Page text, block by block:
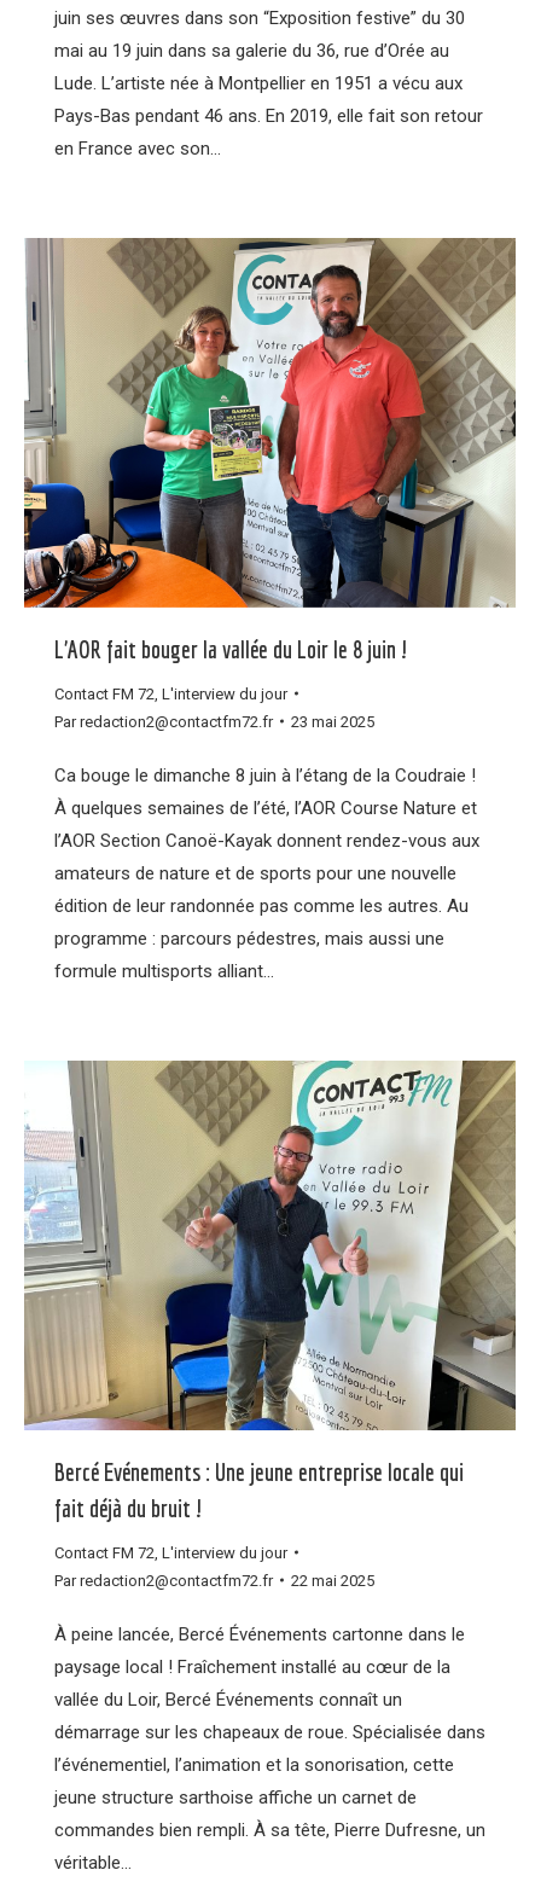
juin ses œuvres dans son “Exposition festive” du 30
mai au 19 juin dans sa galerie du 36, rue d’Orée au
Lude. L’artiste née à Montpellier en 1951 a vécu aux
Pays-Bas pendant 46 ans. En 2019, elle fait son retour
en France avec son…
L’AOR fait bouger la vallée du Loir le 8 juin !
Contact FM 72 L'interview du jour
Parredaction2@contactfm72.fr 23 mai 2025
Ca bouge le dimanche 8 juin à l’étang de la Coudraie !
À quelques semaines de l’été, l’AOR Course Nature et
l’AOR Section Canoë-Kayak donnent rendez-vous aux
amateurs de nature et de sports pour une nouvelle
édition de leur randonnée pas comme les autres. Au
programme : parcours pédestres, mais aussi une
formule multisports alliant…
Bercé Evénements : Une jeune entreprise locale qui
fait déjà du bruit !
Contact FM 72 L'interview du jour
Parredaction2@contactfm72.fr 22 mai 2025
À peine lancée, Bercé Événements cartonne dans le
paysage local ! Fraîchement installé au cœur de la
vallée du Loir, Bercé Événements connaît un
démarrage sur les chapeaux de roue. Spécialisée dans
l’événementiel, l’animation et la sonorisation, cette
jeune structure sarthoise affiche un carnet de
commandes bien rempli. À sa tête, Pierre Dufresne, un
véritable…